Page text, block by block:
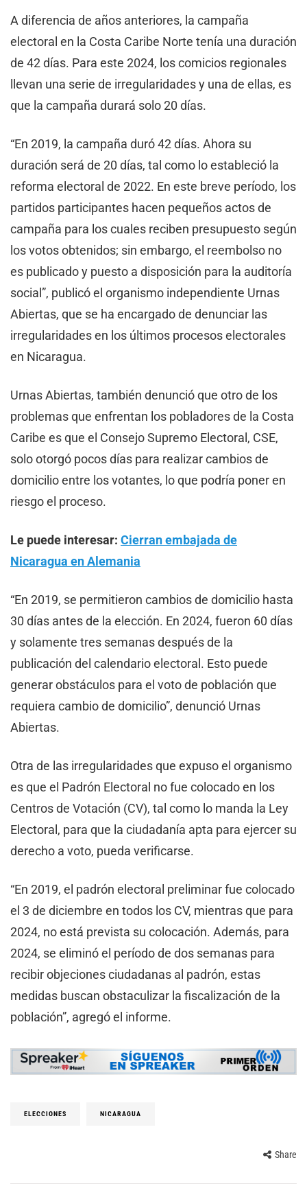
A diferencia de años anteriores, la campaña
electoral en la Costa Caribe Norte tenía una duración
de 42 días. Para este 2024, los comicios regionales
llevan una serie de irregularidades y una de ellas, es
que la campaña durará solo 20 días.
“En 2019, la campaña duró 42 días. Ahora su
duración será de 20 días, tal como lo estableció la
reforma electoral de 2022. En este breve período, los
partidos participantes hacen pequeños actos de
campaña para los cuales reciben presupuesto según
los votos obtenidos; sin embargo, el reembolso no
es publicado y puesto a disposición para la auditoría
social”, publicó el organismo independiente Urnas
Abiertas, que se ha encargado de denunciar las
irregularidades en los últimos procesos electorales
en Nicaragua.
Urnas Abiertas, también denunció que otro de los
problemas que enfrentan los pobladores de la Costa
Caribe es que el Consejo Supremo Electoral, CSE,
solo otorgó pocos días para realizar cambios de
domicilio entre los votantes, lo que podría poner en
riesgo el proceso.
Le puede interesar: Cierran embajada de
Nicaragua en Alemania
“En 2019, se permitieron cambios de domicilio hasta
30 días antes de la elección. En 2024, fueron 60 días
y solamente tres semanas después de la
publicación del calendario electoral. Esto puede
generar obstáculos para el voto de población que
requiera cambio de domicilio”, denunció Urnas
Abiertas.
Otra de las irregularidades que expuso el organismo
es que el Padrón Electoral no fue colocado en los
Centros de Votación (CV), tal como lo manda la Ley
Electoral, para que la ciudadanía apta para ejercer su
derecho a voto, pueda verificarse.
“En 2019, el padrón electoral preliminar fue colocado
el 3 de diciembre en todos los CV, mientras que para
2024, no está prevista su colocación. Además, para
2024, se eliminó el período de dos semanas para
recibir objeciones ciudadanas al padrón, estas
medidas buscan obstaculizar la fiscalización de la
población”, agregó el informe.
ELECCIONES NICARAGUA
Share